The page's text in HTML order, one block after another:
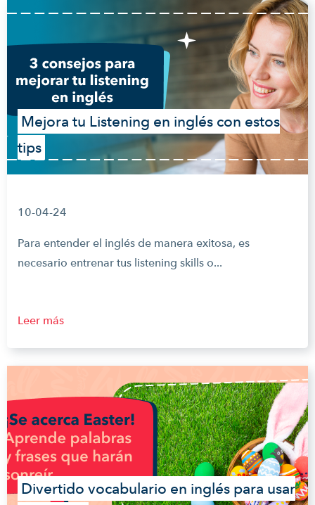
Mejora tu Listening en inglés con estos
tips
10-04-24
Para entender el inglés de manera exitosa, es
necesario entrenar tus listening skills o...
Leer más
Divertido vocabulario en inglés para usar